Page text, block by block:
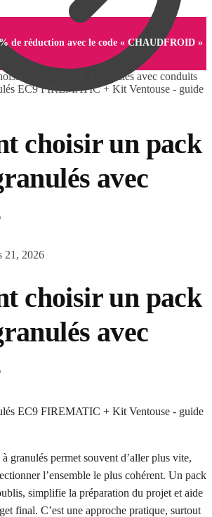
de réduction avec le code « CHAUDFROID »
un pack poêle à granulés avec conduits
choisir un pack
avec
21, 2026
choisir un pack
avec
granulés permet souvent d’aller plus vite,
l’ensemble le plus cohérent. Un pack
simplifie la préparation du projet et aide
final. C’est une approche pratique, surtout